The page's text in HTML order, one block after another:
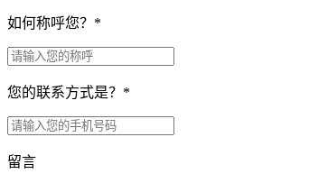
如何称呼您？ *
您的联系方式是？ *
留言